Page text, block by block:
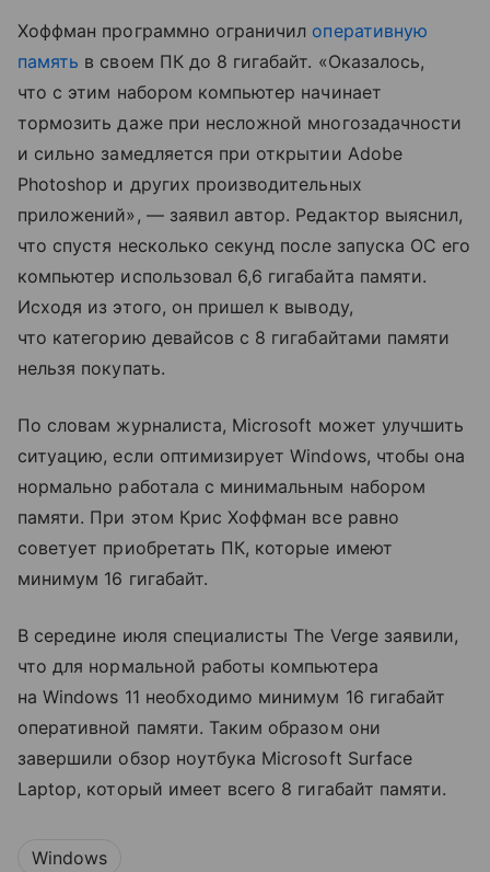
Хоффман программно ограничил оперативную
память в своем ПК до 8 гигабайт. «Оказалось,
что с этим набором компьютер начинает
тормозить даже при несложной многозадачности
и сильно замедляется при открытии Adobe
Photoshop и других производительных
приложений», — заявил автор. Редактор выяснил,
что спустя несколько секунд после запуска ОС его
компьютер использовал 6,6 гигабайта памяти.
Исходя из этого, он пришел к выводу,
что категорию девайсов с 8 гигабайтами памяти
нельзя покупать.
По словам журналиста, Microsoft может улучшить
ситуацию, если оптимизирует Windows, чтобы она
нормально работала с минимальным набором
памяти. При этом Крис Хоффман все равно
советует приобретать ПК, которые имеют
минимум 16 гигабайт.
В середине июля специалисты The Verge заявили,
что для нормальной работы компьютера
на Windows 11 необходимо минимум 16 гигабайт
оперативной памяти. Таким образом они
завершили обзор ноутбука Microsoft Surface
Laptop, который имеет всего 8 гигабайт памяти.
Windows